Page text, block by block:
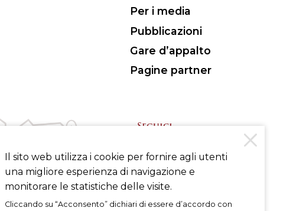
Per i media
Pubblicazioni
Gare d’appalto
Pagine partner
Seguici
INSTAGRAM
Il sito web utilizza i cookie per fornire agli utenti
una migliore esperienza di navigazione e
monitorare le statistiche delle visite.
Cliccando su “Acconsento” dichiari di essere d’accordo con